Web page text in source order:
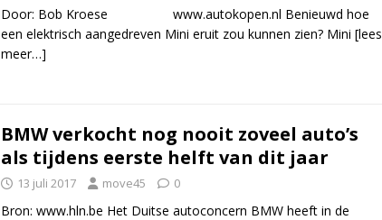
Door: Bob Kroese www.autokopen.nl Benieuwd hoe
een elektrisch aangedreven Mini eruit zou kunnen zien? Mini [lees
meer…]
BMW verkocht nog nooit zoveel auto’s
als tijdens eerste helft van dit jaar
13 juli 2017 move45 0
Bron: www.hln.be Het Duitse autoconcern BMW heeft in de